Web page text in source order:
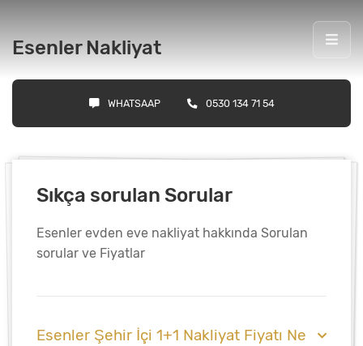
Esenler Nakliyat
WHATSAAP 0530 134 71 54
Sıkça sorulan Sorular
Esenler evden eve nakliyat hakkında Sorulan
sorular ve Fiyatlar
Esenler Şehir İçi 1+1 Nakliyat Fiyatı Ne